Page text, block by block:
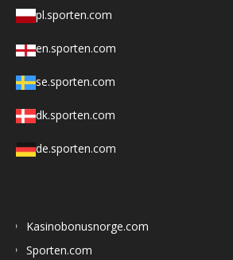
pl.sporten.com
en.sporten.com
se.sporten.com
dk.sporten.com
de.sporten.com
Kasinobonusnorge.com
Sporten.com